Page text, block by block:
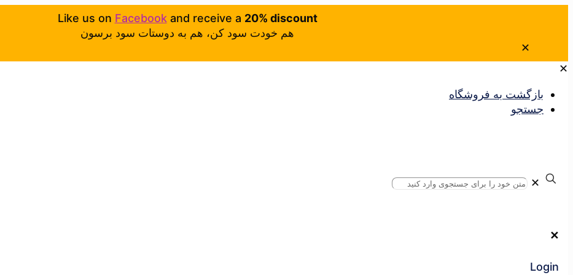
Like us on Facebookand receive a 20% discount
هم خودت سود کن، هم به دوستات سود برسون
✕
✕
بازگشت به فروشگاه
جستجو
✕
✕
Login